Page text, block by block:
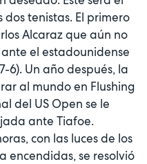
tenistas. El primero
Alcaraz que aún no
el estadounidense
6). Un año después, la
al mundo en Flushing
del US Open se le
ante Tiafoe.
con las luces de los
encendidas, se resolvió